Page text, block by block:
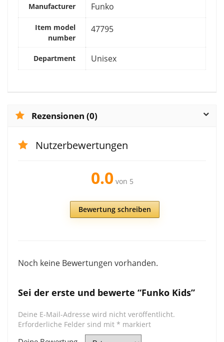
Manufacturer Funko
Item model
number
47795
Department Unisex
Rezensionen (0)
Nutzerbewertungen
0.0 von 5
Bewertung schreiben
Noch keine Bewertungen vorhanden.
Sei der erste und bewerte “Funko Kids”
Deine E-Mail-Adresse wird nicht veröffentlicht.
Erforderliche Felder sind mit * markiert